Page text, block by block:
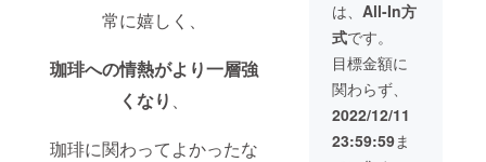
常に嬉しく、
珈琲への情熱がより一層強
くなり 、
珈琲に関わってよかったな
ができ
やざっ
くりな
シル
エット
が特徴
です。
生地感
empire
coffee
roaster
s）でご
使用可
能な
￥100,0
00分の
商品券
は、 All-In方
式です。
目標金額に
関わらず、
2022/12/11
23:59:59ま